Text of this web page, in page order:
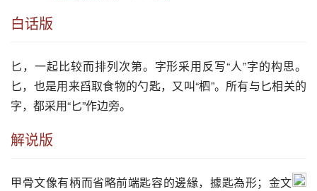
白话版
匕，一起比较而排列次第。字形采用反写“人”字的构思。
匕，也是用来舀取食物的勺匙，又叫“柶”。所有与匕相关的
字，都采用“匕”作边旁。
解说版
甲骨文像有柄而省略前端匙容的邊緣，據匙為形；金文